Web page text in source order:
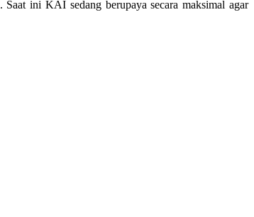
ini KAI sedang berupaya secara maksimal agar